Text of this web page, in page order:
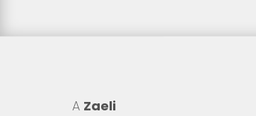
A Zaeli